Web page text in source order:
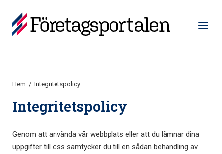
innehåll
Hem
Meny
Hem / Integritetspolicy
Integritetspolicy
Genom att använda vår webbplats eller att du lämnar dina
uppgifter till oss samtycker du till en sådan behandling av